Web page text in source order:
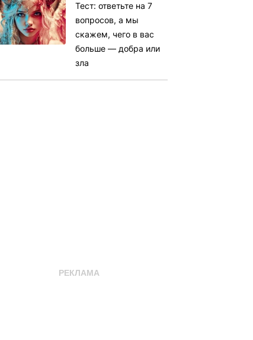
Тест: ответьте на 7
вопросов, а мы
скажем, чего в вас
больше — добра или
зла